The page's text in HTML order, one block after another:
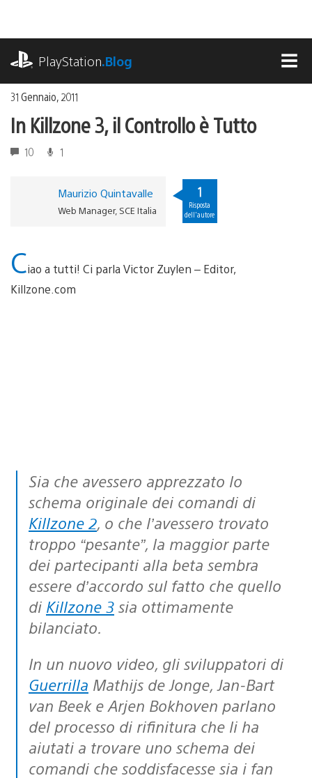
contenuto
PlayStation.Blog
31 Gennaio, 2011
In Killzone 3, il Controllo è Tutto
10 1
Maurizio Quintavalle
Web Manager, SCE Italia
1
Risposta
dell'autore
Ciao a tutti! Ci parla Victor Zuylen – Editor,
Killzone.com
Sia che avessero apprezzato lo
schema originale dei comandi di
Killzone 2, o che l’avessero trovato
troppo “pesante”, la maggior parte
dei partecipanti alla beta sembra
essere d’accordo sul fatto che quello
di Killzone 3 sia ottimamente
bilanciato.
In un nuovo video, gli sviluppatori di
Guerrilla Mathijs de Jonge, Jan-Bart
van Beek e Arjen Bokhoven parlano
del processo di rifinitura che li ha
aiutati a trovare uno schema dei
comandi che soddisfacesse sia i fan